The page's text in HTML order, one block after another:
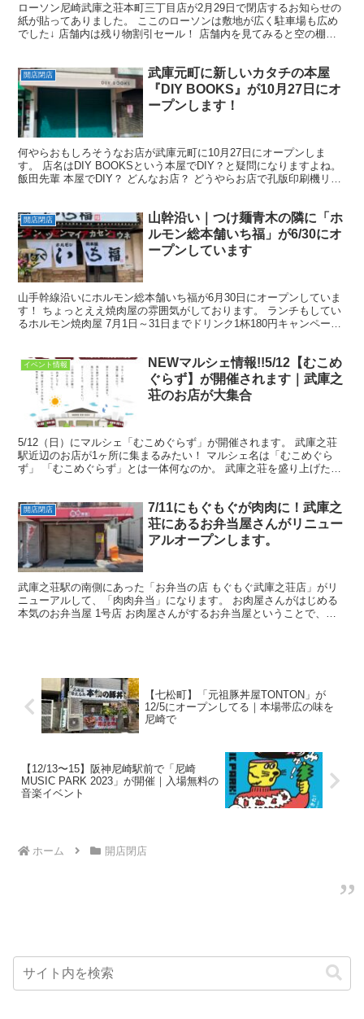
ローソン尼崎武庫之荘本町三丁目店が2月29日で閉店するお知らせの
紙が貼ってありました。 ここのローソンは敷地が広く駐車場も広め
でした↓ 店舗内は残り物割引セール！ 店舗内を見てみると空の棚が
開店閉店
武庫元町に新しいカタチの本屋
『DIY BOOKS』が10月27日にオ
ープンします！
何やらおもしろそうなお店が武庫元町に10月27日にオープンしま
す。 店名はDIY BOOKSという本屋でDIY？と疑問になりますよね。
飯田先輩 本屋でDIY？ どんなお店？ どうやらお店で孔版印刷機リソ
開店閉店
山幹沿い｜つけ麺青木の隣に「ホ
ルモン総本舗いち福」が6/30にオ
ープンしています
山手幹線沿いにホルモン総本舗いち福が6月30日にオープンしていま
す！ ちょっとええ焼肉屋の雰囲気がしております。 ランチもしてい
るホルモン焼肉屋 7月1日～31日までドリンク1杯180円キャンペーン
イベント情報
NEWマルシェ情報!!5/12【むこめ
ぐらず】が開催されます｜武庫之
荘のお店が大集合
5/12（日）にマルシェ「むこめぐらず」が開催されます。 武庫之荘
駅近辺のお店が1ヶ所に集まるみたい！ マルシェ名は「むこめぐら
ず」 「むこめぐらず」とは一体何なのか。 武庫之荘を盛り上げた
開店閉店
7/11にもぐもぐが肉肉に！武庫之
荘にあるお弁当屋さんがリニュー
アルオープンします。
武庫之荘駅の南側にあった「お弁当の店 もぐもぐ武庫之荘店」がリ
ニューアルして、「肉肉弁当」になります。 お肉屋さんがはじめる
本気のお弁当屋 1号店 お肉屋さんがするお弁当屋ということで、肉
【七松町】「元祖豚丼屋TONTON」が
12/5にオープンしてる｜本場帯広の味を
尼崎で
【12/13〜15】阪神尼崎駅前で「尼崎
MUSIC PARK 2023」が開催｜入場無料の
音楽イベント
ホーム 開店閉店